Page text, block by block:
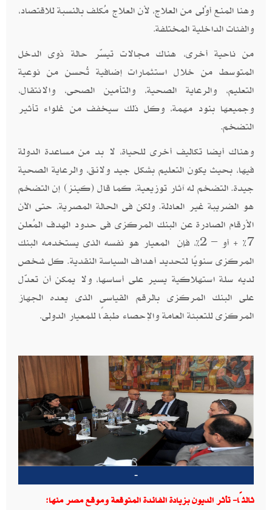
وهنا المنع أوْلى من العلاج، لأن العلاج مُكلف بالنسبة للاقتصاد،
والفئات الداخلية المختلفة.
من ناحية أخرى، هناك مجالات تيسّر حالة ذوى الدخل
المتوسط من خلال استثمارات إضافية تُحسن من نوعية
التعليم، والرعاية الصحية، والتأمين الصحى، والانتقال،
وجميعها بنود مهمة، وكل ذلك سيخفف من غلواء تأثير
التضخم.
وهناك أيضا تكاليف أخرى للحياة، لا بد من مساعدة الدولة
فيها، بحيث يكون التعليم بشكل جيد ولائق، والرعاية الصحية
جيدة. التضخم له آثار توزيعية، كما قال (كينز) إن التضخم
هو الضريبة غير العادلة. ولكن فى الحالة المصرية، حتى الآن
الأرقام الصادرة عن البنك المركزى فى حدود الهدف المُعلن
7% + أو – 2%، فإن المعيار هو نفسه الذى يستخدمه البنك
المركزى سنويًا لتحديد أهداف السياسة النقدية. كل شخص
لديه سلة استهلاكية يسير على أساسها، ولا يمكن أن تعدّل
على البنك المركزى بالرقم القياسى الذى يعده الجهاز
المركزى للتعبئة العامة والإحصاء طبقًا للمعيار الدولى.
-
ثالثًا- تأثر الديون بزيادة الفائدة المتوقعة وموقع مصر منها: